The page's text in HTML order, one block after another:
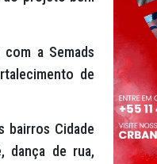
a Semads
de
bairros Cidade
dança de rua,